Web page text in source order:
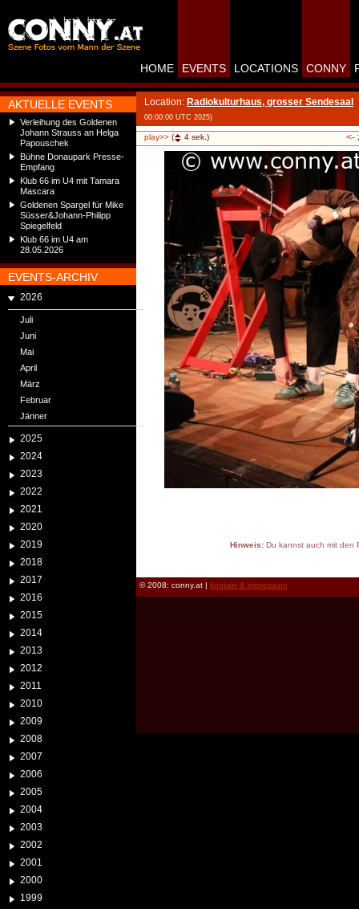
AKTUELLE EVENTS
Verleihung des Goldenen
Johann Strauss an Helga
Papouschek
Bühne Donaupark Presse-
Empfang
Klub 66 im U4 mit Tamara
Mascara
Goldenen Spargel für Mike
Süsser&Johann-Philipp
Spiegelfeld
Klub 66 im U4 am
28.05.2026
EVENTS-ARCHIV
2026
Juli
Juni
Mai
April
März
Februar
Jänner
2025
2024
2023
2022
2021
2020
2019
2018
2017
2016
2015
2014
2013
2012
2011
2010
2009
2008
2007
2006
2005
2004
2003
2002
2001
2000
1999
HOME EVENTS LOCATIONS CONNY
Location: Radiokulturhaus, grosser Sendesaal
00:00:00 UTC 2025)
play>> ( 4 sek.) <-
Hinweis:Du kannst auch mit den
© 2008: conny.at | kontakt & impressum